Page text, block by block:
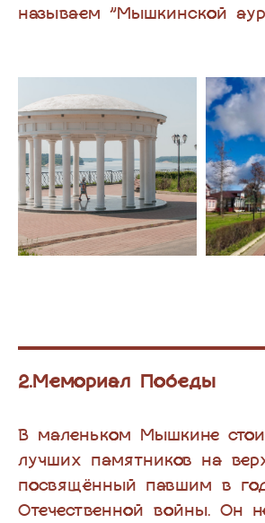
называем "Мышкинской
2.Мемориал Победы
В маленьком Мышкине
лучших памятников на
посвящённый павшим в
Отечественной войны. Он